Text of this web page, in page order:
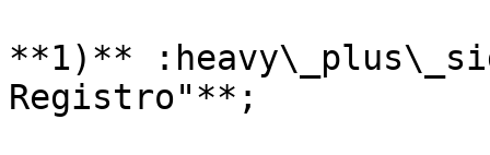
**1)**
Registro"**;